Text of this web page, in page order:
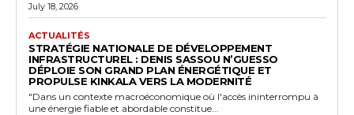
July 18, 2026
ACTUALITÉS
STRATÉGIE NATIONALE DE DÉVELOPPEMENT
INFRASTRUCTUREL : DENIS SASSOU N’GUESSO
DÉPLOIE SON GRAND PLAN ÉNERGÉTIQUE ET
PROPULSE KINKALA VERS LA MODERNITÉ
"Dans un contexte macroéconomique où l'accès ininterrompu à
une énergie fiable et abordable constitue...